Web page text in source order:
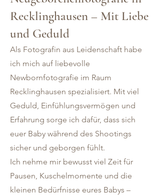
Recklinghausen – Mit Liebe
und Geduld
Als Fotografin aus Leidenschaft habe
ich mich auf liebevolle
Newbornfotografie im Raum
Recklinghausen spezialisiert. Mit viel
Geduld, Einfühlungsvermögen und
Erfahrung sorge ich dafür, dass sich
euer Baby während des Shootings
sicher und geborgen fühlt.
Ich nehme mir bewusst viel Zeit für
Pausen, Kuschelmomente und die
kleinen Bedürfnisse eures Babys –